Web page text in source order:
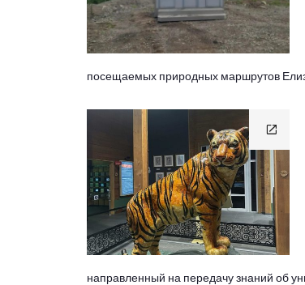
посещаемых природных маршрутов
направленный на передачу знаний об